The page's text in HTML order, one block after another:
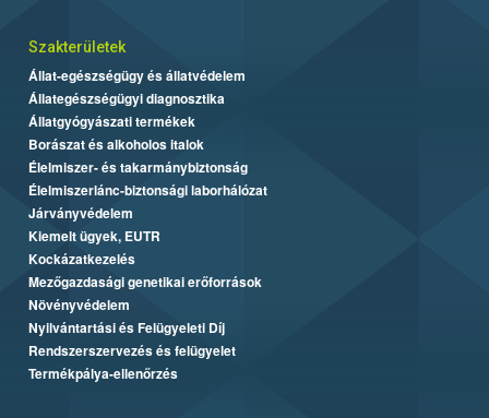
Szakterületek
Állat-egészségügy és állatvédelem
Állategészségügyi diagnosztika
Állatgyógyászati termékek
Borászat és alkoholos italok
Élelmiszer- és takarmánybiztonság
Élelmiszerlánc-biztonsági laborhálózat
Járványvédelem
Kiemelt ügyek, EUTR
Kockázatkezelés
Mezőgazdasági genetikai erőforrások
Növényvédelem
Nyilvántartási és Felügyeleti Díj
Rendszerszervezés és felügyelet
Termékpálya-ellenőrzés